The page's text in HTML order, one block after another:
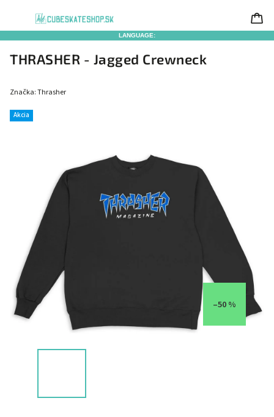
LANGUAGE:
THRASHER - Jagged Crewneck
Akcia
Značka:Thrasher
–50 %